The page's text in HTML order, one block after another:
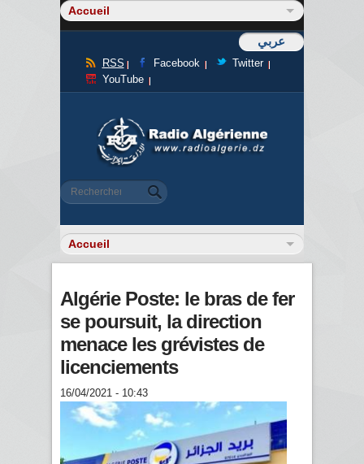
عربي
RSS Facebook
Twitter
YouTube
Formulaire de recherche
Rechercher
Algérie Poste: le bras de fer
se poursuit, la direction
menace les grévistes de
licenciements
16/04/2021 - 10:43